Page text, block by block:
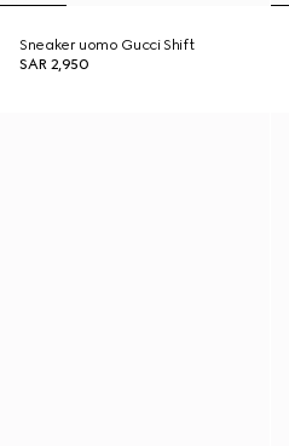
Sneaker uomo Gucci Shift
SAR 2,950